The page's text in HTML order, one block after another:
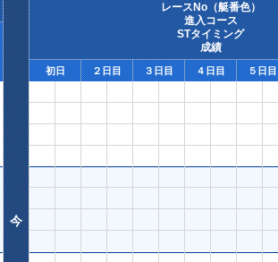
レースNo（艇番色）
進入コース
STタイミング
成績
初日 ２日目 ３日目 ４日目 ５日目
今